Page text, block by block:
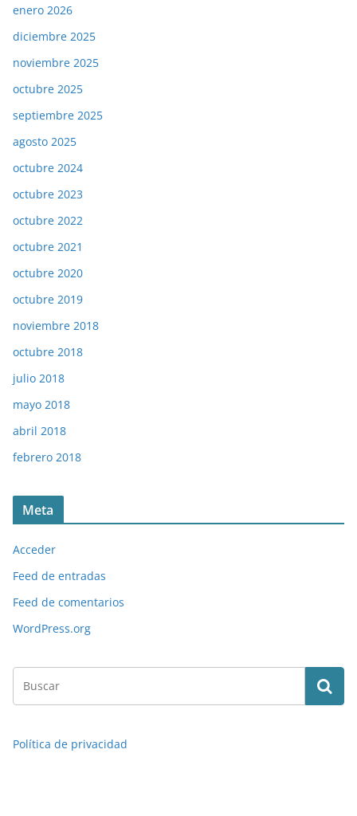
enero 2026
diciembre 2025
noviembre 2025
octubre 2025
septiembre 2025
agosto 2025
octubre 2024
octubre 2023
octubre 2022
octubre 2021
octubre 2020
octubre 2019
noviembre 2018
octubre 2018
julio 2018
mayo 2018
abril 2018
febrero 2018
Meta
Acceder
Feed de entradas
Feed de comentarios
WordPress.org
Política de privacidad